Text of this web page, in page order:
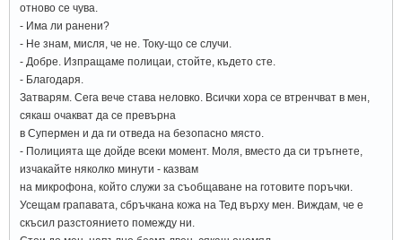
отново се чува.
- Има ли ранени?
- Не знам, мисля, че не. Току-що се случи.
- Добре. Изпращаме полицаи, стойте, където сте.
- Благодаря.
Затварям. Сега вече става неловко. Всички хора се втренчват в мен,
сякаш очакват да се превърна
в Супермен и да ги отведа на безопасно място.
- Полицията ще дойде всеки момент. Моля, вместо да си тръгнете,
изчакайте няколко минути - казвам
на микрофона, който служи за съобщаване на готовите поръчки.
Усещам грапавата, сбръчкана кожа на Тед върху мен. Виждам, че е
скъсил разстоянието помежду ни.